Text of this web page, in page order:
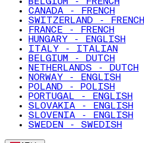
CANADA - FRENCH
SWITZERLAND - FRENCH
FRANCE - FRENCH
HUNGARY - ENGLISH
ITALY - ITALIAN
BELGIUM - DUTCH
NETHERLANDS - DUTCH
NORWAY - ENGLISH
POLAND - POLISH
PORTUGAL - ENGLISH
SLOVAKIA - ENGLISH
SLOVENIA - ENGLISH
SWEDEN - SWEDISH